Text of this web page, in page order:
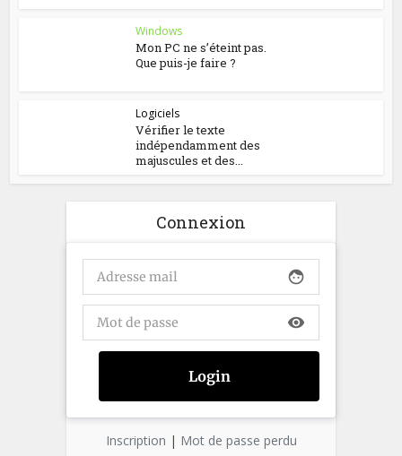
Windows
Mon PC ne s’éteint pas.
Que puis-je faire ?
Logiciels
Vérifier le texte
indépendamment des
majuscules et des...
Connexion
face
visibility
Inscription | Mot de passe perdu